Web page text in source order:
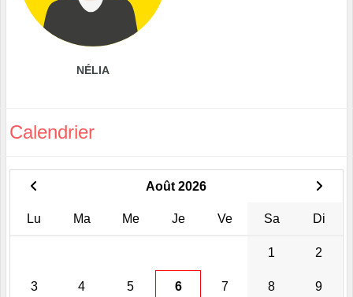
NÉLIA
Calendrier
Août 2026
Lu Ma Me Je Ve Sa Di
1 2
3 4 5 6 7 8 9